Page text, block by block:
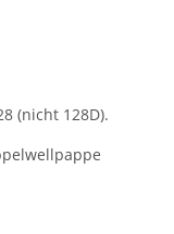
(nicht 128D).